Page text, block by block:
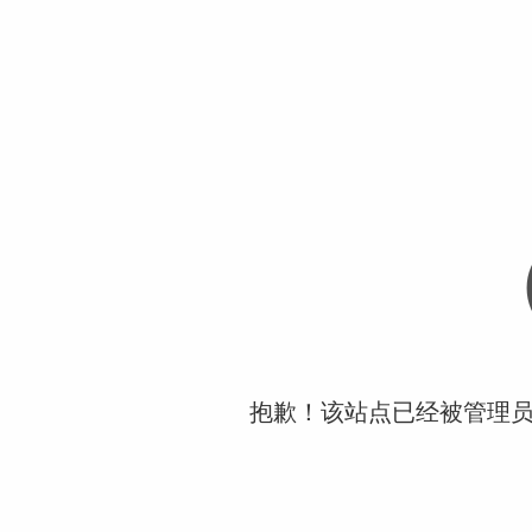
抱歉！该站点已经被管理